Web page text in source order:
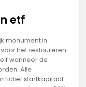
etf
monument in
het restaureren
wanneer de
Alle
fictief startkapitaal